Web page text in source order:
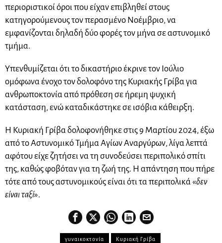
περιοριστικοί όροι που είχαν επιβληθεί στους
κατηγορούμενους τον περασμένο Νοέμβριο, να
εμφανίζονται δηλαδή δύο φορές τον μήνα σε αστυνομικό
τμήμα.
Υπενθυμίζεται ότι το δικαστήριο έκρινε τον Ιούλιο
ομόφωνα ένοχο τον δολοφόνο της Κυριακής Γρίβα για
ανθρωποκτονία από πρόθεση σε ήρεμη ψυχική
κατάσταση, ενώ καταδικάστηκε σε ισόβια κάθειρξη.
Η Κυριακή Γρίβα δολοφονήθηκε στις 9 Μαρτίου 2024, έξω
από το Αστυνομικό Τμήμα Αγίων Αναργύρων, λίγα λεπτά
αφότου είχε ζητήσει να τη συνοδεύσει περιπολικό σπίτι
της, καθώς φοβόταν για τη ζωή της. Η απάντηση που πήρε
τότε από τους αστυνομικούς είναι ότι τα περιπολικά «δεν
είναι ταξί».
γυναικοκτονία Κυριακή Γρίβα